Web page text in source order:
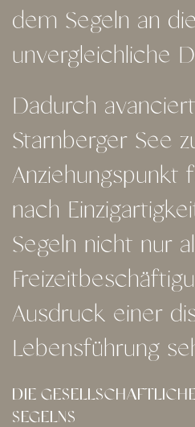
dem Segeln an
unvergleichliche
Dadurch
Starnberger See
Anziehungspunkt
nach
Segeln nicht nur
Ausdruck einer
Lebensführung
DIE
SEGELNS